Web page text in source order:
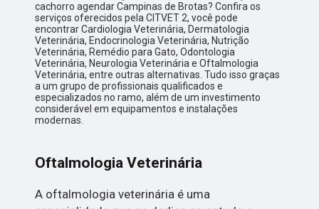
cachorro agendar Campinas de Brotas? Confira os
serviços oferecidos pela CITVET 2, você pode
encontrar Cardiologia Veterinária, Dermatologia
Veterinária, Endocrinologia Veterinária, Nutrição
Veterinária, Remédio para Gato, Odontologia
Veterinária, Neurologia Veterinária e Oftalmologia
Veterinária, entre outras alternativas. Tudo isso graças
a um grupo de profissionais qualificados e
especializados no ramo, além de um investimento
considerável em equipamentos e instalações
modernas.
Oftalmologia Veterinária
A oftalmologia veterinária é uma